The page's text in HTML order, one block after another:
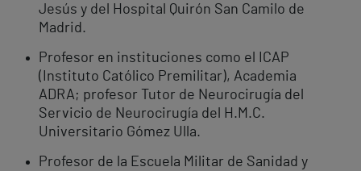
Jesús y del Hospital Quirón San Camilo de
Madrid.
Profesor en instituciones como el ICAP
(Instituto Católico Premilitar), Academia
ADRA; profesor Tutor de Neurocirugía del
Servicio de Neurocirugía del H.M.C.
Universitario Gómez Ulla.
Profesor de la Escuela Militar de Sanidad y